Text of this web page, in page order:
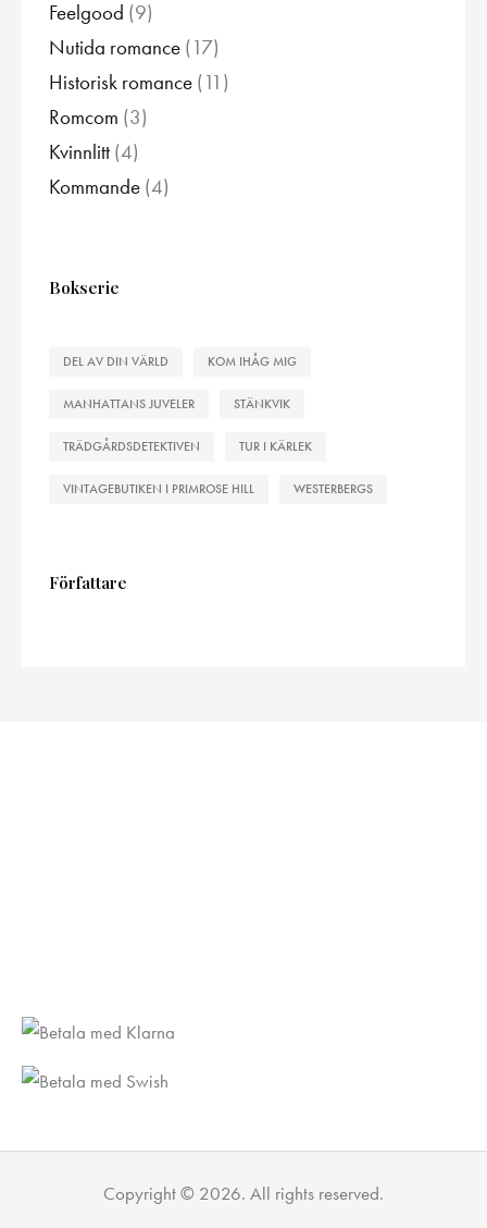
Feelgood 99
produkter
Nutida romance 1717
produkter
Historisk romance 11 11
Romcom 33
Kvinnlitt 44
produkter
Kommande 44
Bokserie
DEL AV DIN VÄRLD KOM IHÅG MIG
MANHATTANS JUVELER STÄNKVIK
TRÄDGÅRDSDETEKTIVEN TUR I KÄRLEK
VINTAGEBUTIKEN I PRIMROSE HILL WESTERBERGS
Författare
Copyright © 2026. All rights reserved.